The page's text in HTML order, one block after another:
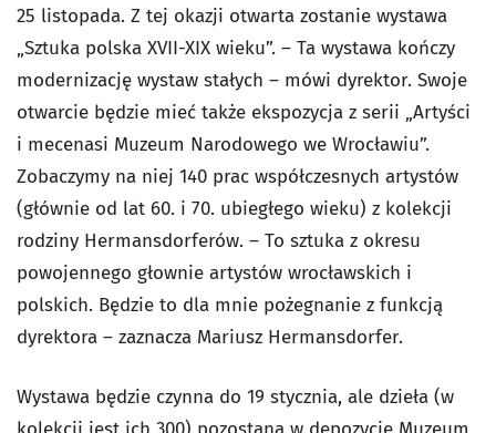
25 listopada. Z tej okazji otwarta zostanie wystawa
„Sztuka polska XVII-XIX wieku”. – Ta wystawa kończy
modernizację wystaw stałych – mówi dyrektor. Swoje
otwarcie będzie mieć także ekspozycja z serii „Artyści
i mecenasi Muzeum Narodowego we Wrocławiu”.
Zobaczymy na niej 140 prac współczesnych artystów
(głównie od lat 60. i 70. ubiegłego wieku) z kolekcji
rodziny Hermansdorferów. – To sztuka z okresu
powojennego głownie artystów wrocławskich i
polskich. Będzie to dla mnie pożegnanie z funkcją
dyrektora – zaznacza Mariusz Hermansdorfer.
Wystawa będzie czynna do 19 stycznia, ale dzieła (w